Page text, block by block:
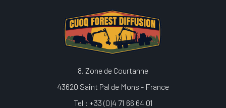
8, Zone de Courtanne
43620 Saint Pal de Mons - France
Tel : +33 (0)4 71 66 64 01